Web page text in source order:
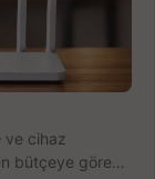
ve cihaz
bütçeye göre